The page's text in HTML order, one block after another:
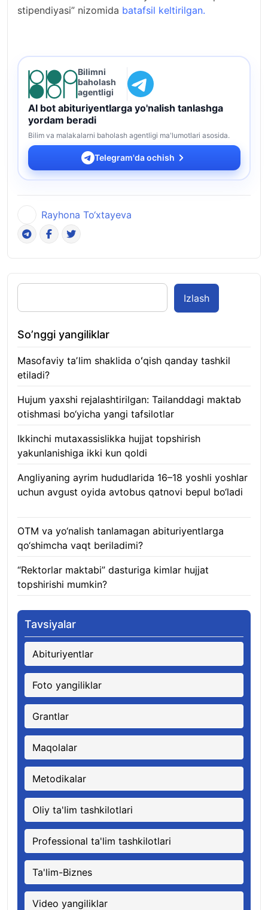
stipendiyasi” nizomida batafsil keltirilgan.
Bilimni
baholash
agentligi
AI bot abituriyentlarga yo'nalish tanlashga
yordam beradi
Bilim va malakalarni baholash agentligi ma'lumotlari asosida.
Telegram'da ochish
Rayhona To‘xtayeva
Izlash
So’nggi yangiliklar
Masofaviy taʼlim shaklida oʻqish qanday tashkil
etiladi?
Hujum yaxshi rejalashtirilgan: Tailanddagi maktab
otishmasi bo‘yicha yangi tafsilotlar
Ikkinchi mutaxassislikka hujjat topshirish
yakunlanishiga ikki kun qoldi
Angliyaning ayrim hududlarida 16–18 yoshli yoshlar
uchun avgust oyida avtobus qatnovi bepul bo‘ladi
OTM va yo‘nalish tanlamagan abituriyentlarga
qo‘shimcha vaqt beriladimi?
“Rektorlar maktabi” dasturiga kimlar hujjat
topshirishi mumkin?
Tavsiyalar
Abituriyentlar
Foto yangiliklar
Grantlar
Maqolalar
Metodikalar
Oliy ta'lim tashkilotlari
Professional ta'lim tashkilotlari
Ta'lim-Biznes
Video yangiliklar